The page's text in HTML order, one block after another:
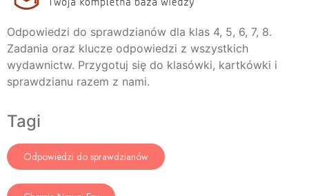
Odpowiedzi do sprawdzianów dla klas 4, 5, 6, 7, 8.
Zadania oraz klucze odpowiedzi z wszystkich
wydawnictw. Przygotuj się do klasówki, kartkówki i
sprawdzianu razem z nami.
Tagi
Odpowiedzi do sprawdzianów